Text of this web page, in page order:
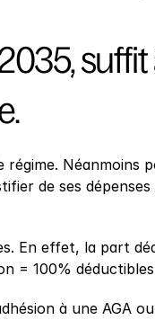
Néanmoins
de ses dépenses
En effet, la part
= 100%
à une AGA